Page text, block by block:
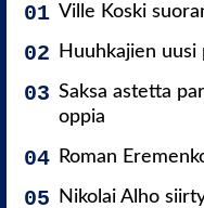
Ville Koski
Huuhkajien uusi
Saksa astetta
oppia
Roman
Nikolai Alho